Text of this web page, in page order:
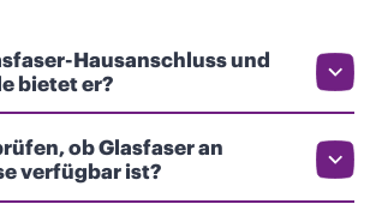
Hausanschluss und
bietet er?
ob Glasfaser an
verfügbar ist?